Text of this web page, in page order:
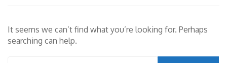
It seems we can’t find what you’re looking for. Perhaps
searching can help.